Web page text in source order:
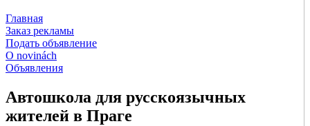
Главная
Заказ рекламы
Подать объявление
O novinách
Объявления
Автошкола для русскоязычных
жителей в Праге